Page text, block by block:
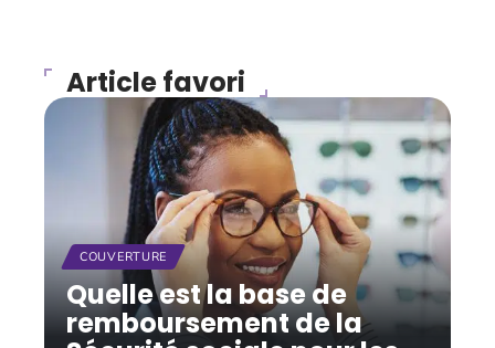
Article favori
COUVERTURE
Quelle est la base de
remboursement de la